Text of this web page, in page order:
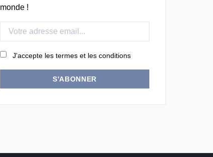
monde !
J'accepte les termes et les conditions
S'ABONNER